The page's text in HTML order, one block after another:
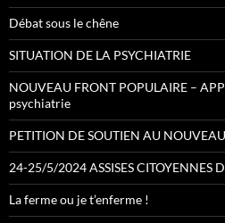
Débat sous le chêne
SITUATION DE LA PSYCHIATRIE
NOUVEAU FRONT POPULAIRE –
psychiatrie
PETITION DE SOUTIEN AU
24-25/5/2024 ASSISES CITOYENNES
La ferme ou je t’enferme !